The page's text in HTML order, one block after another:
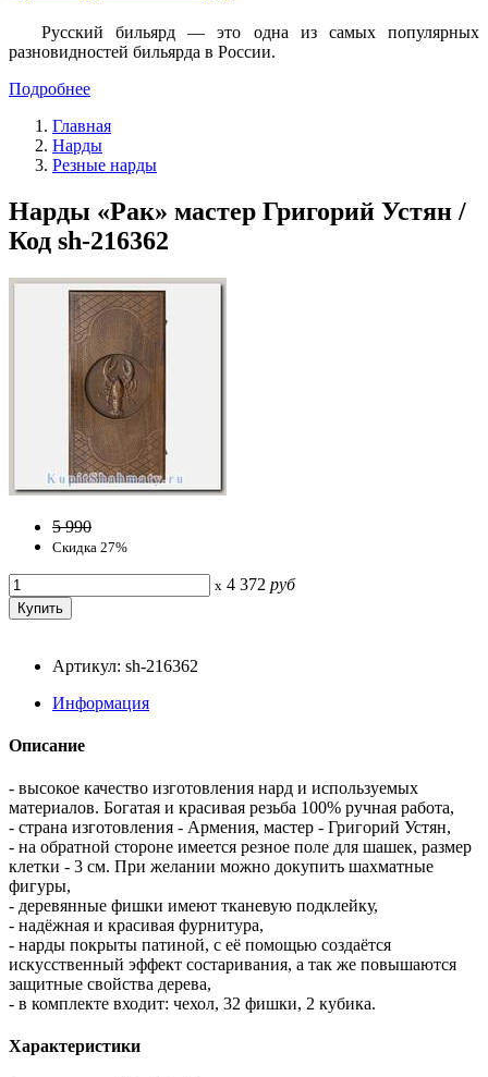
Русский бильярд — это одна из самых популярных
разновидностей бильярда в России.
Подробнее
Главная
Нарды
Резные нарды
Нарды «Рак» мастер Григорий Устян /
Код sh-216362
5 990
Скидка 27%
x 4 372 руб
Артикул: sh-216362
Информация
Описание
- высокое качество изготовления нард и используемых
материалов. Богатая и красивая резьба 100% ручная работа,
- страна изготовления - Армения, мастер - Григорий Устян,
- на обратной стороне имеется резное поле для шашек, размер
клетки - 3 см. При желании можно докупить шахматные
фигуры,
- деревянные фишки имеют тканевую подклейку,
- надёжная и красивая фурнитура,
- нарды покрыты патиной, с её помощью создаётся
искусственный эффект состаривания, а так же повышаются
защитные свойства дерева,
- в комплекте входит: чехол, 32 фишки, 2 кубика.
Характеристики